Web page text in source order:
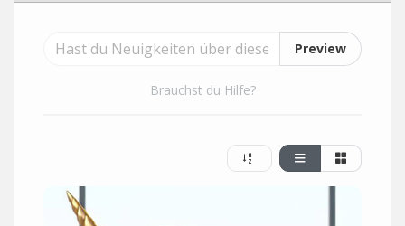
Preview
Brauchst du Hilfe?